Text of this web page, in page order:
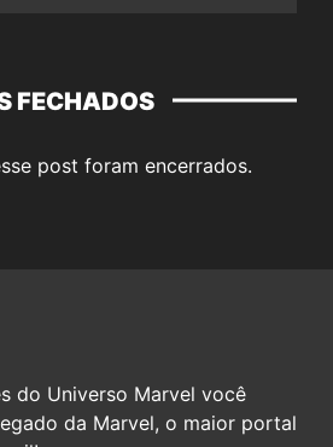
FECHADOS
post foram encerrados.
do Universo Marvel você
da Marvel, o maior portal